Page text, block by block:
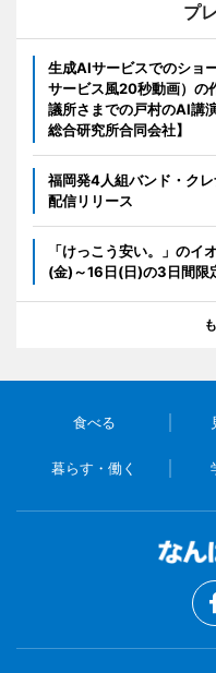
プ
生成AIサービスでのショ
サービス風20秒動画）
議所さまでの戸村のAI講
総合研究所合同会社】
福岡発4人組バンド・ク
配信リリース
「けっこう安い。」の
(金)～16日(日)の3日間限
食べる
暮らす・働く